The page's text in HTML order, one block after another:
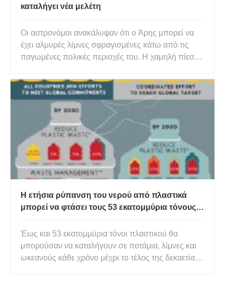
καταλήγει νέα μελέτη
Οι αστρονόμοι ανακάλυψαν ότι ο Άρης μπορεί να
έχει αλμυρές λίμνες σφραγισμένες κάτω από τις
παγωμένες πολικές περιοχές του. Η χαμηλή πίεση
καθιστά το επιφανειακό νερό στον Άρη αδύνατο -
εκτός αν προστατεύεται από κάτι. Ότι κάτι,
αποδεικνύεται, υπάρχει. βρί
Η ετήσια ρύπανση του νερού από πλαστικά
μπορεί να φτάσει τους 53 εκατομμύρια τόνους
Έως και 53 εκατομμύρια τόνοι πλαστικού θα
μπορούσαν να καταλήγουν σε ποτάμια, λίμνες και
ωκεανούς κάθε χρόνο μέχρι το τέλος της δεκαετίας,